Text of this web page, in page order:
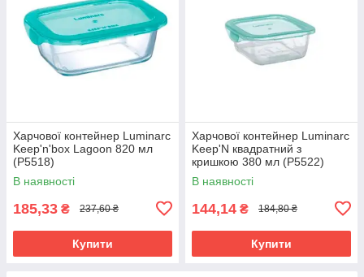
Харчової контейнер Luminarc
Keep'n'box Lagoon 820 мл
(P5518)
В наявності
185,33 ₴ 237,60 ₴
Купити
Харчової контейнер Luminarc
Keep'N квадратний з
кришкою 380 мл (P5522)
В наявності
144,14 ₴ 184,80 ₴
Купити